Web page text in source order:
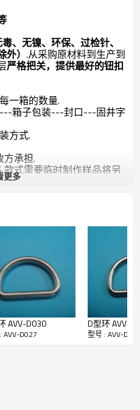
、无镍、环保、过检针、
） .从采购原材料到生产到
严格把关，提供最好的钮扣
一箱的数量.
箱子包装---封口---固井字
方式.
方承担.
式需要临时制作样品将另
退回。
付,快递代收,（现金,月
款,长期合作可以使用信用
善的服务和高质量稳定的
更多
D型环 AVV-D030
AVV-D027
D型环
型号 : AVV-